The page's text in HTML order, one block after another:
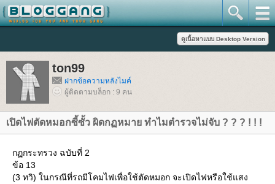
ton99
ฝากข้อความหลังไมค์
ผู้ติดตามบล็อก : 9 คน
เปิดไฟตัดหมอกซี้ซั้ว ผิดกฏหมาย ทำไมตำรวจไม่จับ ? ? ? ! ! !
กฏกระทรวง ฉบับที่ 2
ข้อ 13
(3 ทวิ) ในกรณีที่รถมีโคมไฟเพื่อใช้ตัดหมอก จะเปิดไฟหรือใช้แสง